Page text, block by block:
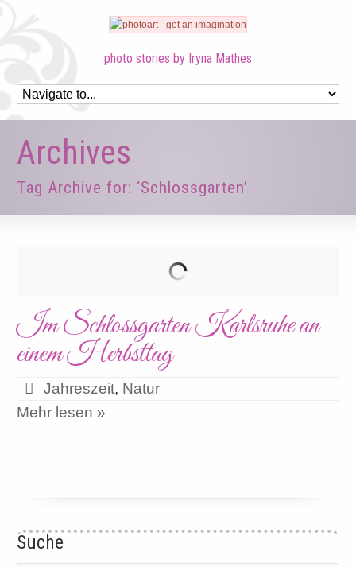
photo stories by Iryna Mathes
Archives
Tag Archive for: ‘Schlossgarten’
Im Schlossgarten Karlsruhe an
einem Herbsttag
Jahreszeit, Natur
Mehr lesen »
Suche